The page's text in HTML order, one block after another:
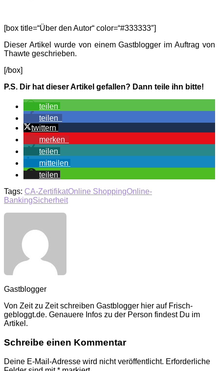
[box title=“Über den Autor“ color=“#333333″]
Dieser Artikel wurde von einem Gastblogger im Auftrag von
Thawte geschrieben.
[/box]
P.S. Dir hat dieser Artikel gefallen? Dann teile ihn bitte!
teilen
teilen
twittern
merken
teilen
mitteilen
teilen
Tags: CA-ZertifikatOnline ShoppingOnline-
BankingSicherheit
Gastblogger
Von Zeit zu Zeit schreiben Gastblogger hier auf Frisch-
gebloggt.de. Genauere Infos zu der Person findest Du im
Artikel.
Schreibe einen Kommentar
Deine E-Mail-Adresse wird nicht veröffentlicht. Erforderliche